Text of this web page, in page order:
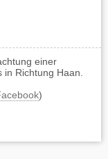
einer
Richtung Haan.
)